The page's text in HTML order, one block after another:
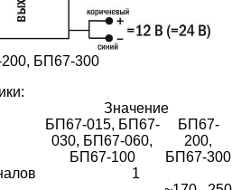
БП67-300
Значение
БП67-015, БП67-
030, БП67-060,
БП67-100
БП67-
200,
БП67-300
1